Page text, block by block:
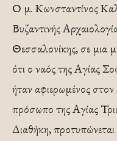
Ο μ. Κωνσταντίνος
Βυζαντινής
Θεσσαλονίκης, σε μια
ότι ο ναός της Αγίας
ήταν αφιερωμένος
πρόσωπο της Αγίας
Διαθήκη,